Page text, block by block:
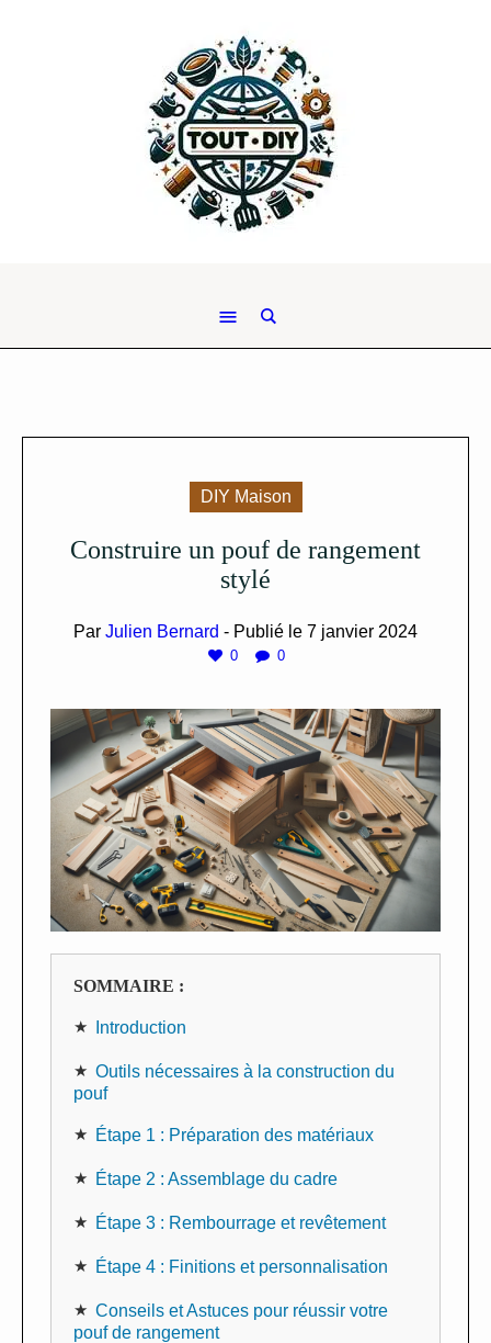
DIY Maison
Construire un pouf de rangement
stylé
Par Julien Bernard - Publié le 7 janvier 2024
0 0
SOMMAIRE :
Introduction
Outils nécessaires à la construction du
pouf
Étape 1 : Préparation des matériaux
Étape 2 : Assemblage du cadre
Étape 3 : Rembourrage et revêtement
Étape 4 : Finitions et personnalisation
Conseils et Astuces pour réussir votre
pouf de rangement